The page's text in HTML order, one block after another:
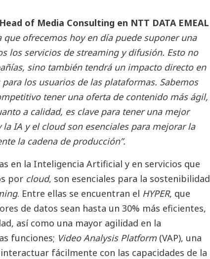
of Media Consulting en NTT DATA EMEAL
que ofrecemos hoy en día puede suponer una
los servicios de streaming y difusión. Esto no
sino también tendrá un impacto directo en
los usuarios de las plataformas. Sabemos
tener una oferta de contenido más ágil,
a calidad, es clave para tener una mejor
IA y el cloud son esenciales para mejorar la
la cadena de producción”.
en la Inteligencia Artificial y en servicios que
por cloud, son esenciales para la sostenibilidad
. Entre ellas se encuentran el HYPER, que
de datos sean hasta un 30% más eficientes,
así como una mayor agilidad en la
funciones; Video Analysis Platform(VAP), una
fácilmente con las capacidades de la